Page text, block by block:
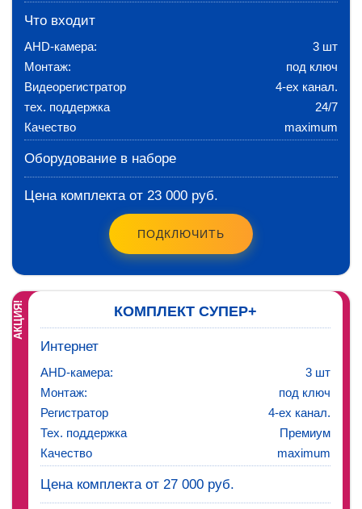
Что входит
AHD-камера:
3 шт
Монтаж:
под ключ
Видеорегистратор
4-ех канал.
тех. поддержка
24/7
Качество
maximum
Оборудование в наборе
Цена комплекта от 23 000 руб.
ПОДКЛЮЧИТЬ
АКЦИЯ! КОМПЛЕКТ СУПЕР+
Интернет
AHD-камера:
3 шт
Монтаж:
под ключ
Регистратор
4-ех канал.
Тех. поддержка
Премиум
Качество
maximum
Цена комплекта от 27 000 руб.